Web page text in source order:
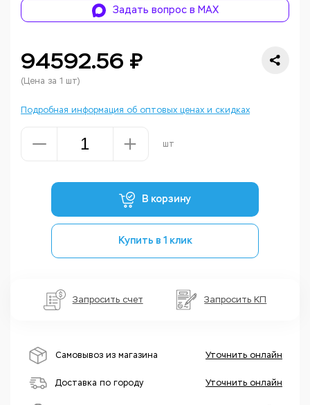
Задать вопрос в MAX
94592.56 ₽
(Цена за 1 шт)
Подробная информация об оптовых ценах и скидках
шт
В корзину
Купить в 1 клик
Запросить счет Запросить КП
Самовывоз из магазина Уточнить онлайн
Доставка по городу Уточнить онлайн